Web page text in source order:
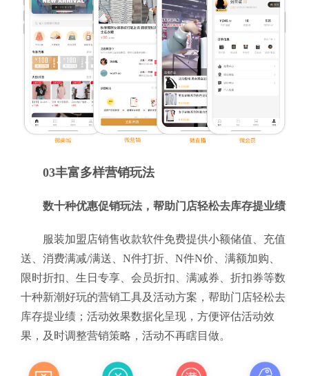
03丰富多样营销玩法
数十种优惠促销玩法，帮助门店轻松去库存提业绩
服装加盟店销售收款软件免费提供小额储值、充值
送、消费满减/满送、N件打折、N件N价、满额加购、
限时折扣、生日专享、会员折扣、满减券、折扣券等数
十种新潮好玩的营销工具及活动方案，帮助门店轻松去
库存提业绩；活动效果数据化呈现，方便评估活动效
果，及时调整营销策略，活动不再瞎目做。